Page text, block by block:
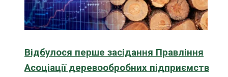
Відбулося перше засідання Правління
Асоціації деревообробних підприємств